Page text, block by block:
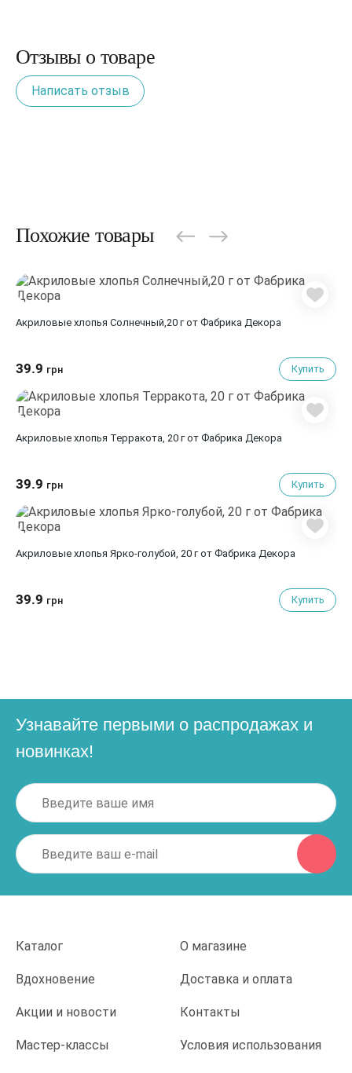
Отзывы о товаре
Написать отзыв
Похожие товары
Акриловые хлопья Солнечный,20 г от Фабрика Декора
39.9 грн Купить
Акриловые хлопья Терракота, 20 г от Фабрика Декора
39.9 грн Купить
Акриловые хлопья Ярко-голубой, 20 г от Фабрика Декора
39.9 грн Купить
Узнавайте первыми о распродажах и
новинках!
Каталог О магазине
Вдохновение Доставка и оплата
Акции и новости Контакты
Мастер-классы Условия использования